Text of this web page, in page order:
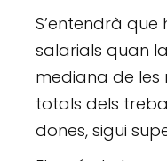
S’entendrà que
salarials quan
mediana de les
totals dels
dones, sigui